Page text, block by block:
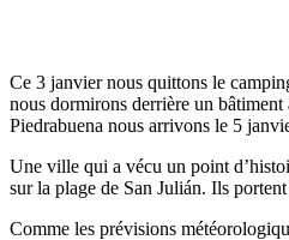
Ce 3 janvier nous quittons le
nous dormirons derrière un
Piedrabuena nous arrivons le 5
Une ville qui a vécu un point
sur la plage de San Julián. Ils
Comme les prévisions